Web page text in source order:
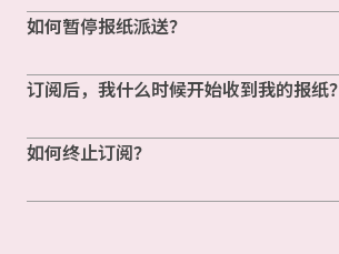
如何暂停报纸派送？
订阅后，我什么时候开始收到我的报纸？
如何终止订阅？